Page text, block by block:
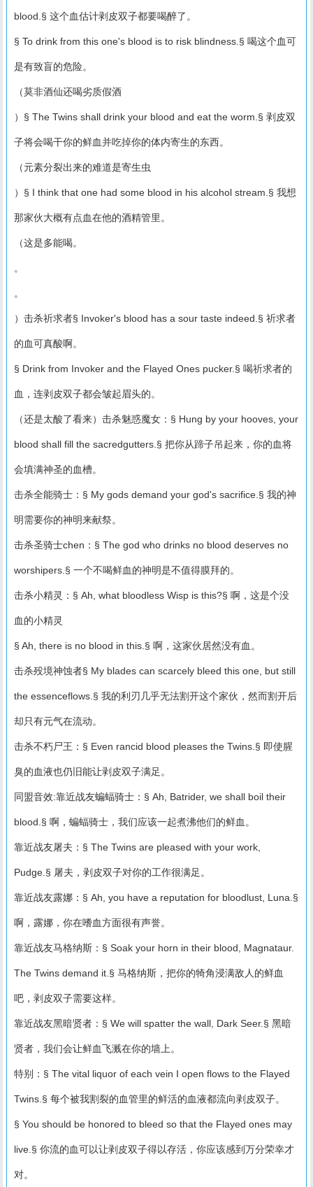
blood.§ 这个血估计剥皮双子都要喝醉了。
§ To drink from this one's blood is to risk blindness.§ 喝这个血可
是有致盲的危险。
（莫非酒仙还喝劣质假酒
）§ The Twins shall drink your blood and eat the worm.§ 剥皮双
子将会喝干你的鲜血并吃掉你的体内寄生的东西。
（元素分裂出来的难道是寄生虫
）§ I think that one had some blood in his alcohol stream.§ 我想
那家伙大概有点血在他的酒精管里。
（这是多能喝。
。
。
）击杀祈求者§ Invoker's blood has a sour taste indeed.§ 祈求者
的血可真酸啊。
§ Drink from Invoker and the Flayed Ones pucker.§ 喝祈求者的
血，连剥皮双子都会皱起眉头的。
（还是太酸了看来）击杀魅惑魔女：§ Hung by your hooves, your
blood shall fill the sacredgutters.§ 把你从蹄子吊起来，你的血将
会填满神圣的血槽。
击杀全能骑士：§ My gods demand your god's sacrifice.§ 我的神
明需要你的神明来献祭。
击杀圣骑士chen：§ The god who drinks no blood deserves no
worshipers.§ 一个不喝鲜血的神明是不值得膜拜的。
击杀小精灵：§ Ah, what bloodless Wisp is this?§ 啊，这是个没
血的小精灵
§ Ah, there is no blood in this.§ 啊，这家伙居然没有血。
击杀殁境神蚀者§ My blades can scarcely bleed this one, but still
the essenceflows.§ 我的利刃几乎无法割开这个家伙，然而割开后
却只有元气在流动。
击杀不朽尸王：§ Even rancid blood pleases the Twins.§ 即使腥
臭的血液也仍旧能让剥皮双子满足。
同盟音效:靠近战友蝙蝠骑士：§ Ah, Batrider, we shall boil their
blood.§ 啊，蝙蝠骑士，我们应该一起煮沸他们的鲜血。
靠近战友屠夫：§ The Twins are pleased with your work,
Pudge.§ 屠夫，剥皮双子对你的工作很满足。
靠近战友露娜：§ Ah, you have a reputation for bloodlust, Luna.§
啊，露娜，你在嗜血方面很有声誉。
靠近战友马格纳斯：§ Soak your horn in their blood, Magnataur.
The Twins demand it.§ 马格纳斯，把你的犄角浸满敌人的鲜血
吧，剥皮双子需要这样。
靠近战友黑暗贤者：§ We will spatter the wall, Dark Seer.§ 黑暗
贤者，我们会让鲜血飞溅在你的墙上。
特别：§ The vital liquor of each vein I open flows to the Flayed
Twins.§ 每个被我割裂的血管里的鲜活的血液都流向剥皮双子。
§ You should be honored to bleed so that the Flayed ones may
live.§ 你流的血可以让剥皮双子得以存活，你应该感到万分荣幸才
对。